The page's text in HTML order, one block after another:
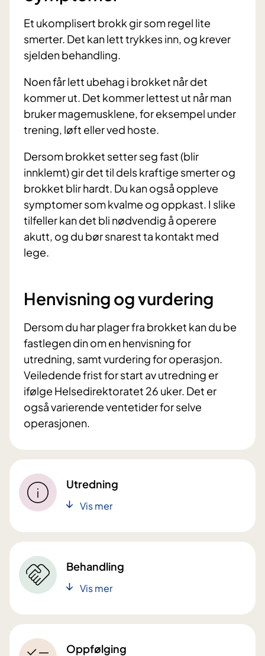
Et ukomplisert brokk gir som regel lite
smerter. Det kan lett trykkes inn, og krever
sjelden behandling.
Noen får lett ubehag i brokket når det
kommer ut. Det kommer lettest ut når man
bruker magemusklene, for eksempel under
trening, løft eller ved hoste.
Dersom brokket setter seg fast (blir
innklemt) gir det til dels kraftige smerter og
brokket blir hardt. Du kan også oppleve
symptomer som kvalme og oppkast. I slike
tilfeller kan det bli nødvendig å operere
akutt, og du bør snarest ta kontakt med
lege.
Henvisning og vurdering
Dersom du har plager fra brokket kan du be
fastlegen din om en henvisning for
utredning, samt vurdering for operasjon.
Veiledende frist for start av utredning er
ifølge Helsedirektoratet 26 uker. Det er
også varierende ventetider for selve
operasjonen.
Utredning
Vis mer
Behandling
Vis mer
Oppfølging